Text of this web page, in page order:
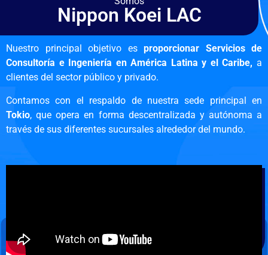
Nippon Koei LAC
Nuestro principal objetivo es proporcionar Servicios de
Consultoría e Ingeniería en América Latina y el Caribe, a
clientes del sector público y privado.
Contamos con el respaldo de nuestra sede principal en
Tokio, que opera en forma descentralizada y autónoma a
través de sus diferentes sucursales alrededor del mundo.